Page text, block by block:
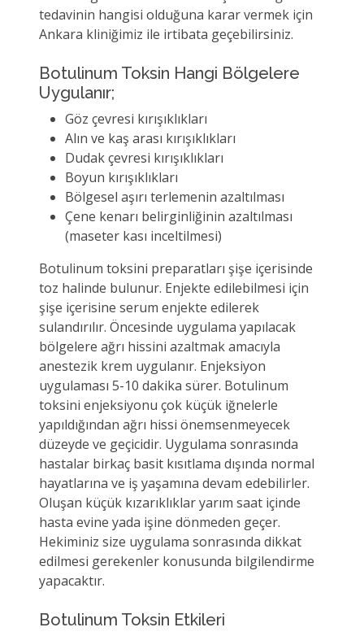
tedavinin hangisi olduğuna karar vermek için
Ankara kliniğimiz ile irtibata geçebilirsiniz.
Botulinum Toksin Hangi Bölgelere
Uygulanır;
Göz çevresi kırışıklıkları
Alın ve kaş arası kırışıklıkları
Dudak çevresi kırışıklıkları
Boyun kırışıklıkları
Bölgesel aşırı terlemenin azaltılması
Çene kenarı belirginliğinin azaltılması
(maseter kası inceltilmesi)
Botulinum toksini preparatları şişe içerisinde
toz halinde bulunur. Enjekte edilebilmesi için
şişe içerisine serum enjekte edilerek
sulandırılır. Öncesinde uygulama yapılacak
bölgelere ağrı hissini azaltmak amacıyla
anestezik krem uygulanır. Enjeksiyon
uygulaması 5-10 dakika sürer. Botulinum
toksini enjeksiyonu çok küçük iğnelerle
yapıldığından ağrı hissi önemsenmeyecek
düzeyde ve geçicidir. Uygulama sonrasında
hastalar birkaç basit kısıtlama dışında normal
hayatlarına ve iş yaşamına devam edebilirler.
Oluşan küçük kızarıklıklar yarım saat içinde
hasta evine yada işine dönmeden geçer.
Hekiminiz size uygulama sonrasında dikkat
edilmesi gerekenler konusunda bilgilendirme
yapacaktır.
Botulinum Toksin Etkileri